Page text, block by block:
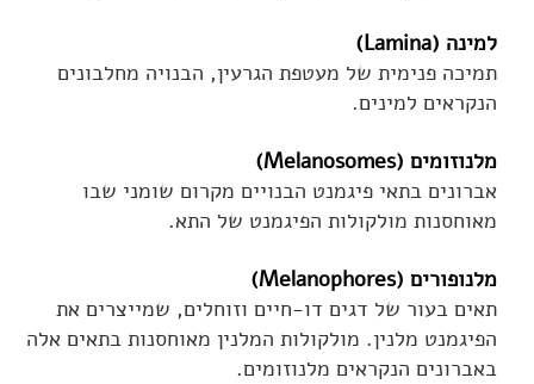
למינה (Lamina)
תמיכה פנימית של מעטפת הגרעין, הבנויה מחלבונים
הנקראים למינים.
מלנוזומים (Melanosomes)
אברונים בתאי פיגמנט הבנויים מקרום שומני שבו
מאוחסנות מולקולות הפיגמנט של התא.
מלנופורים (Melanophores)
תאים בעור של דגים דו-חיים וזוחלים, שמייצרים את
הפיגמנט מלנין. מולקולות המלנין מאוחסנות בתאים אלה
באברונים הנקראים מלנוזומים.